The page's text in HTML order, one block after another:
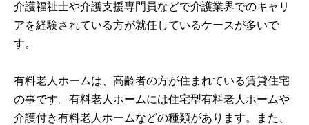
介護福祉士や介護支援専門員などで介護業界でのキャリ
アを経験されている方が就任しているケースが多いで
す。
有料老人ホームは、高齢者の方が住まれている賃貸住宅
の事です。有料老人ホームには住宅型有料老人ホームや
介護付き有料老人ホームなどの種類があります。また、